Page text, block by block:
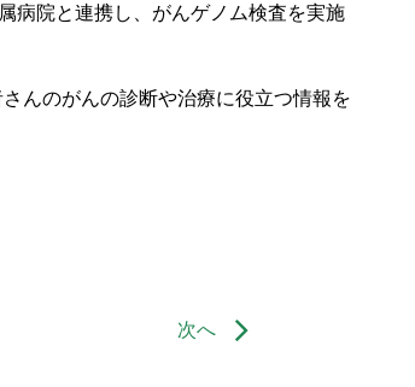
病院と連携し、がんゲノム検査を実施
んのがんの診断や治療に役立つ情報を
次へ